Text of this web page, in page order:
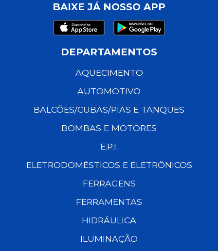
BAIXE JÁ NOSSO APP
DEPARTAMENTOS
AQUECIMENTO
AUTOMOTIVO
BALCÕES/CUBAS/PIAS E TANQUES
BOMBAS E MOTORES
E.P.I.
ELETRODOMÉSTICOS E ELETRÔNICOS
FERRAGENS
FERRAMENTAS
HIDRÁULICA
ILUMINAÇÃO